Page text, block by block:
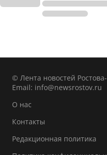
© Лента новостей
Email: info@newsrostov.ru
О нас
Контакты
Редакционная политика